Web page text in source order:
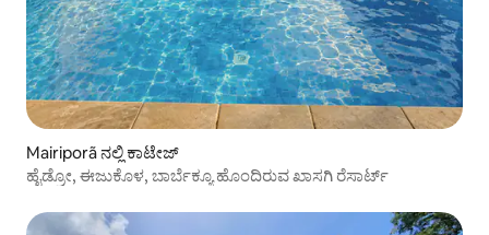
Mairiporã ನಲ್ಲಿ ಕಾಟೇಜ್
ಹೈಡ್ರೋ, ಈಜುಕೊಳ, ಬಾರ್ಬೆಕ್ಯೂ ಹೊಂದಿರುವ ಖಾಸಗಿ ರೆಸಾರ್ಟ್